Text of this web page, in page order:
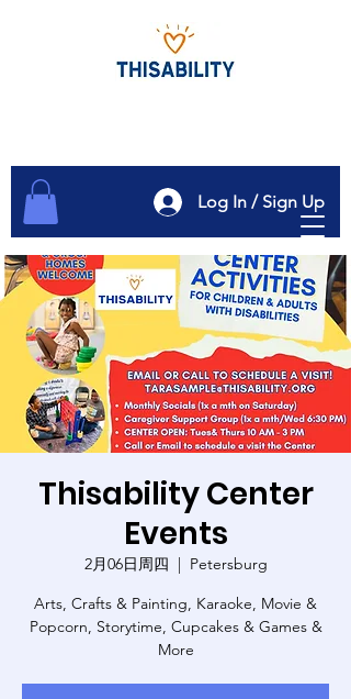
Log In / Sign Up
Thisability Center
Events
2月06日周四
  |
Petersburg
Arts, Crafts & Painting, Karaoke, Movie &
Popcorn, Storytime, Cupcakes & Games &
More